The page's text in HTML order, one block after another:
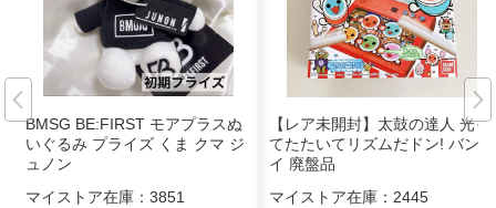
BMSG BE:FIRST モアプラスぬ
いぐるみ プライズ くま クマ ジ
ュノン
マイストア在庫： 3851
【レア未開封】太鼓の達人 光っ
てたたいてリズムだドン! バンダ
イ 廃盤品
マイストア在庫： 2445